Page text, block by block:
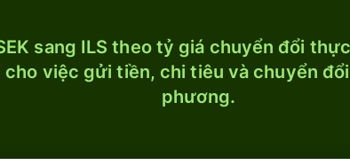
sang ILS theo tỷ giá chuyển đổi
việc gửi tiền, chi tiêu và chuyển
phương.